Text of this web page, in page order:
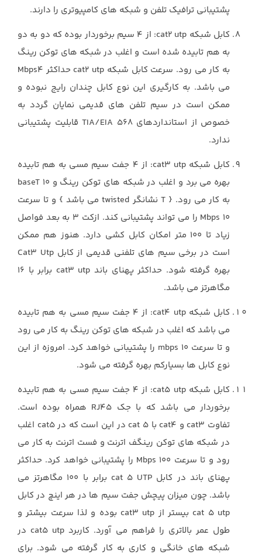
پشتیبانی ترافیک تلفن و شبکه های کامپیوتری را دارند.
کابل شبکه cat2 utp: از 4 سیم برخوردار بوده که دو به دو
به هم تابیده شده است و اغلب در شبکه های توکن رینگ
به کار می رود. سرعت کابل شبکه cat2 utp حداکثر Mbps4
می باشد. به کارگیری این نوع کابل چندان رایج نبوده و
ممکن است در سیم تلفن های قدیمی نمایان گردد به
خصوص از استانداردهای TIA/EIA 568 قابلیت پشتیبانی
ندارد.
کابل شبکه cat3 utp: از 4 جفت سیم مسی به هم تابیده
بهره می برد و اغلب در شبکه های توکن رینگ و 10 baseT
به کار می رود. { T نشانگر twisted می باشد } و تا سرعت
10 Mbps را می تواند پشتیبانی کند. ازکت 3 به بعد فواصل
زیاد تا 100 متر امکان کابل کشی دارد. هنوز هم ممکن
است در برخی سیم های تلفنی قدیمی از کابل Cat3 Utp
بهره گرفته شود. حداکثر پهنای باند cat3 utp برابر با 16
مگاهرتز می باشد.
کابل شبکه cat4 utp: از 4 جفت سیم مسی به هم تابیده
می باشد که اغلب در شبکه های توکن رینگ به کار می رود
و تا سرعت mbps 10 را پشتیبانی خواهد کرد. امروزه از این
نوع کابل ها بسیارکم بهره گرفته می شود.
کابل شبکه cat5 utp: از 4 جفت سیم مسی به هم تابیده
برخوردار می باشد که با جک RJ45 همراه بوده است.
تفاوت cat3 و cat4 با cat 5 در این است که در cat5 اغلب
در شبکه های توکن رینگف اترنت و فست اترنت به کار می
رود و تا سرعت 100 Mbps را پشتیبانی خواهد کرد. حداکثر
پهنای باند در کابل cat 5 UTP برابر با 100 مگاهرتز می
باشد. چون میزان پیچش جفت سیم ها در هر اینچ در کابل
cat 5 utp بیستر از cat3 utp بوده و لذا سرعت بیشتر و
طول عمر بالاتری را فراهم می آورد. کاربرد cat5 utp در
شبکه های خانگی و کاری به کار گرفته می شود. برای